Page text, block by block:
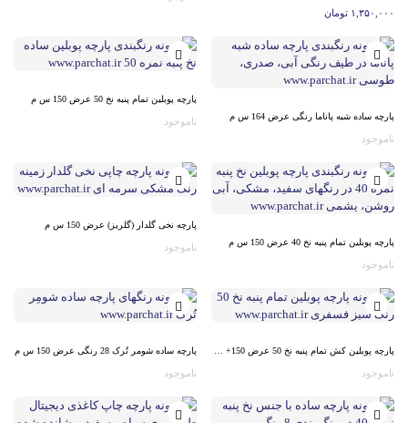
۱,۳۵۰,۰۰۰ تومان
پارچه ساده شبه پاناما رنگی عرض 164 س م
ناموجود
پارچه پوبلین تمام پنبه نخ 50 عرض 150 س م
ناموجود
پارچه پوبلین تمام پنبه نخ 40 عرض 150 س م
ناموجود
پارچه نخی گلدار (گلریز) عرض 150 س م
ناموجود
ناموجود
پارچه ساده شومر تُرک 28 رنگی عرض 150 س م
ناموجود